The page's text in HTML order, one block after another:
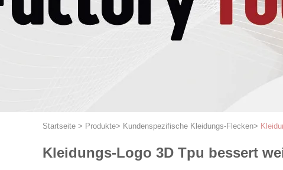
Startseite > Produkte> Kundenspezifische Kleidungs-Flecken>
Kleidungs-Logo 3D Tpu bessert